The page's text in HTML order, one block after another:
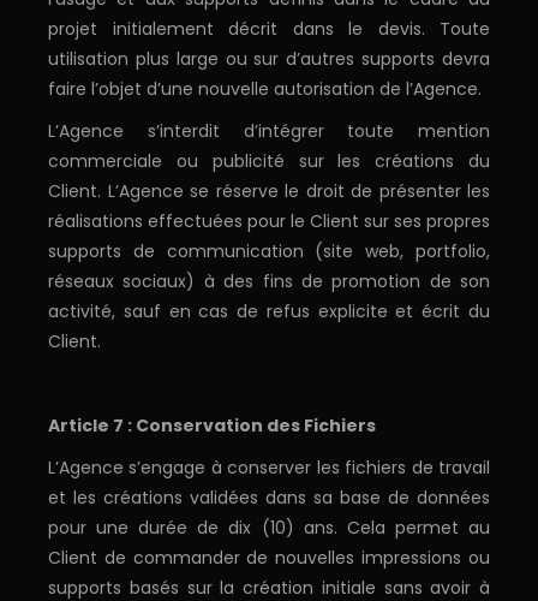
projet initialement décrit dans le devis. Toute
utilisation plus large ou sur d’autres supports devra
faire l’objet d’une nouvelle autorisation de l’Agence.
L’Agence s’interdit d’intégrer toute mention
commerciale ou publicité sur les créations du
Client. L’Agence se réserve le droit de présenter les
réalisations effectuées pour le Client sur ses propres
supports de communication (site web, portfolio,
réseaux sociaux) à des fins de promotion de son
activité, sauf en cas de refus explicite et écrit du
Client.
Article 7 : Conservation des Fichiers
L’Agence s’engage à conserver les fichiers de travail
et les créations validées dans sa base de données
pour une durée de dix (10) ans. Cela permet au
Client de commander de nouvelles impressions ou
supports basés sur la création initiale sans avoir à